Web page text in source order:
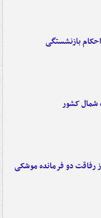
بازنشستگی
شمال کشور
رفاقت دو فرمانده‌ موشکی